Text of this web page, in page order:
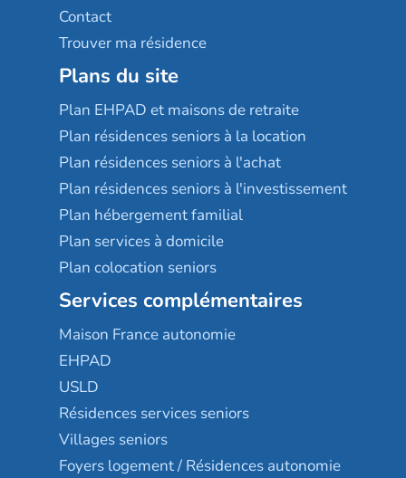
Contact
Trouver ma résidence
Plans du site
Plan EHPAD et maisons de retraite
Plan résidences seniors à la location
Plan résidences seniors à l'achat
Plan résidences seniors à l'investissement
Plan hébergement familial
Plan services à domicile
Plan colocation seniors
Services complémentaires
Maison France autonomie
EHPAD
USLD
Résidences services seniors
Villages seniors
Foyers logement / Résidences autonomie